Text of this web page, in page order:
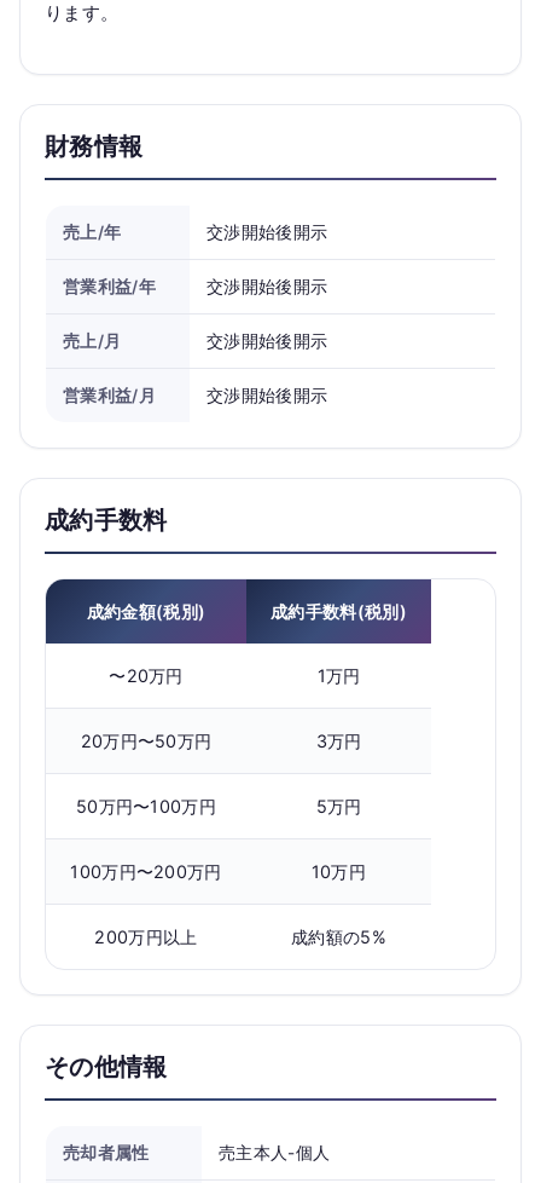
ります。
財務情報
売上/年 交渉開始後開示
営業利益/年 交渉開始後開示
売上/月 交渉開始後開示
営業利益/月 交渉開始後開示
成約手数料
成約金額(税別) 成約手数料(税別)
〜20万円 1万円
20万円〜50万円 3万円
50万円〜100万円 5万円
100万円〜200万円 10万円
200万円以上 成約額の5%
その他情報
売却者属性 売主本人-個人